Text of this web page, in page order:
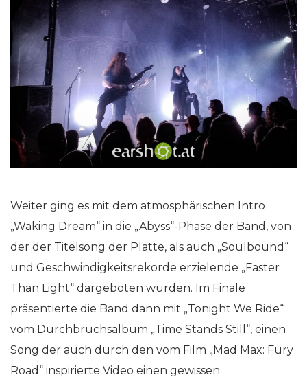
Weiter ging es mit dem atmosphärischen Intro
„Waking Dream“ in die „Abyss“-Phase der Band, von
der der Titelsong der Platte, als auch „Soulbound“
und Geschwindigkeitsrekorde erzielende „Faster
Than Light“ dargeboten wurden. Im Finale
präsentierte die Band dann mit „Tonight We Ride“
vom Durchbruchsalbum „Time Stands Still“, einen
Song der auch durch den vom Film „Mad Max: Fury
Road“ inspirierte Video einen gewissen